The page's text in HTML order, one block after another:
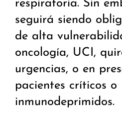
respiratoria. Sin
seguirá siendo
de alta
oncología, UCI,
urgencias, o en
pacientes críticos o
inmunodeprimidos.